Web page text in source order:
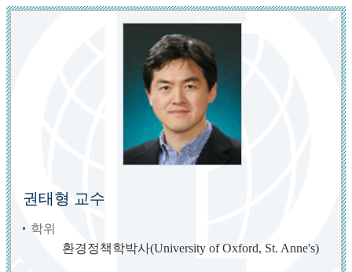
권태형 교수
학위
환경정책학박사(University of Oxford, St. Anne's)